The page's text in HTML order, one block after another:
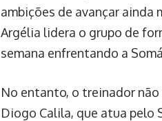
ambições de avançar ainda
Argélia lidera o grupo de
semana enfrentando a
No entanto, o treinador
Diogo Calila, que atua pelo